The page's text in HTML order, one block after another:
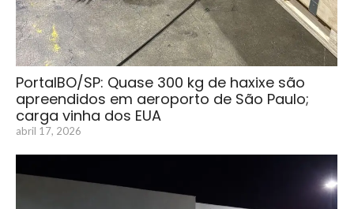
PortalBO/SP: Quase 300 kg de haxixe são
apreendidos em aeroporto de São Paulo;
carga vinha dos EUA
abril 17, 2026